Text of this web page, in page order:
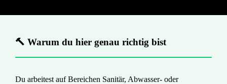
🔨 Warum du hier genau richtig bist
Du arbeitest auf Bereichen Sanitär, Abwasser- oder